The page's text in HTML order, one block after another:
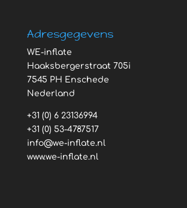
Adresgegevens
WE-inflate
Haaksbergerstraat 705i
7545 PH Enschede
Nederland
+31 (0) 6 23136994
+31 (0) 53-4787517
info@we-inflate.nl
www.we-inflate.nl